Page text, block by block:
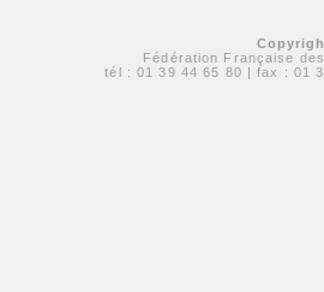
Fédération Française
tél :01 39 44 65 80 | fax : 01